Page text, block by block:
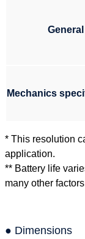
General
Mechanics
* This resolution
application.
** Battery life
many other
● Dimensions